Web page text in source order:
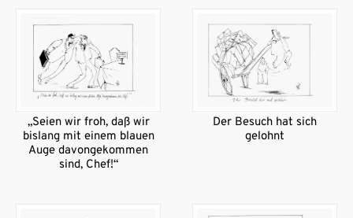
„Seien wir froh, daß wir
bislang mit einem blauen
Auge davongekommen
sind, Chef!“
Der Besuch hat sich
gelohnt